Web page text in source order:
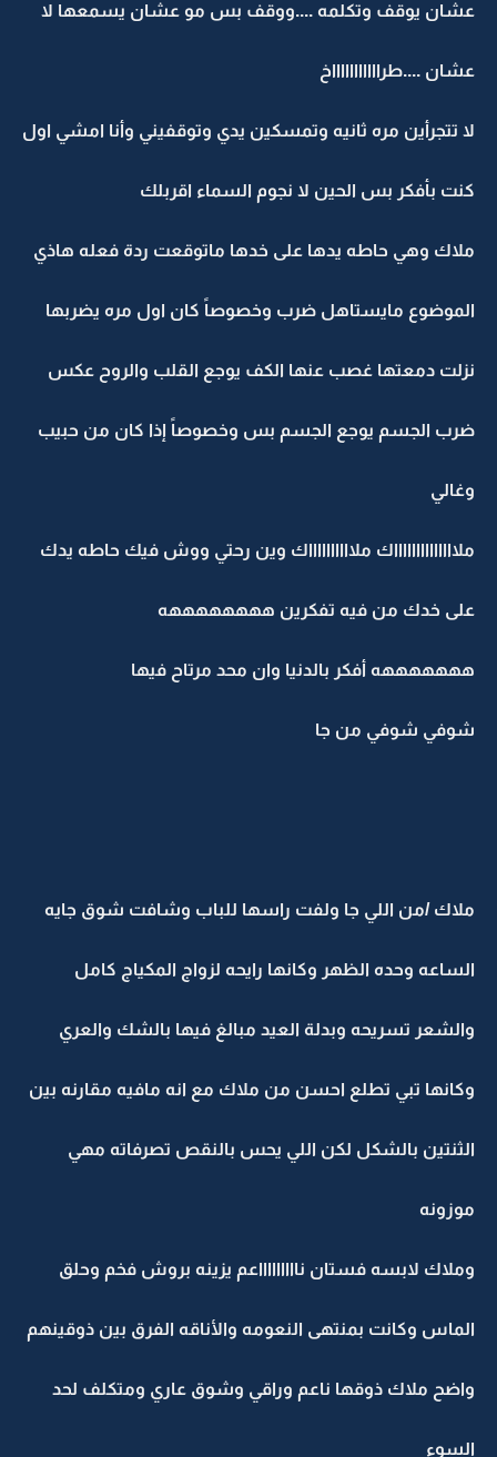
عشان يوقف وتكلمه ....ووقف بس مو عشان يسمعها لا
عشان ....طراااااااااااخ
لا تتجرأين مره ثانيه وتمسكين يدي وتوقفيني وأنا امشي اول
كنت بأفكر بس الحين لا نجوم السماء اقربلك
ملاك وهي حاطه يدها على خدها ماتوقعت ردة فعله هاذي
الموضوع مايستاهل ضرب وخصوصاً كان اول مره يضربها
نزلت دمعتها غصب عنها الكف يوجع القلب والروح عكس
ضرب الجسم يوجع الجسم بس وخصوصاً إذا كان من حبيب
وغالي
ملااااااااااااااك ملااااااااااك وين رحتي ووش فيك حاطه يدك
على خدك من فيه تفكرين ههههههههه
هههههههه أفكر بالدنيا وان محد مرتاح فيها
شوفي شوفي من جا
ملاك /من اللي جا ولفت راسها للباب وشافت شوق جايه
الساعه وحده الظهر وكانها رايحه لزواج المكياج كامل
والشعر تسريحه وبدلة العيد مبالغ فيها بالشك والعري
وكانها تبي تطلع احسن من ملاك مع انه مافيه مقارنه بين
الثنتين بالشكل لكن اللي يحس بالنقص تصرفاته مهي
موزونه
وملاك لابسه فستان ناااااااااعم يزينه بروش فخم وحلق
الماس وكانت بمنتهى النعومه والأناقه الفرق بين ذوقينهم
واضح ملاك ذوقها ناعم وراقي وشوق عاري ومتكلف لحد
السوء